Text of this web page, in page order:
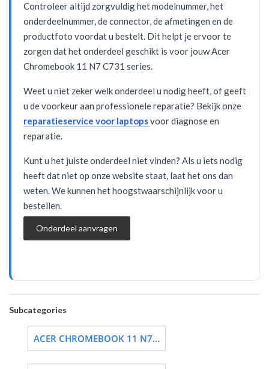
Controleer altijd zorgvuldig het modelnummer, het
onderdeelnummer, de connector, de afmetingen en de
productfoto voordat u bestelt. Dit helpt je ervoor te
zorgen dat het onderdeel geschikt is voor jouw Acer
Chromebook 11 N7 C731 series.
Weet u niet zeker welk onderdeel u nodig heeft, of geeft
u de voorkeur aan professionele reparatie? Bekijk onze
reparatieservice voor laptopsvoor diagnose en
reparatie.
Kunt u het juiste onderdeel niet vinden? Als u iets nodig
heeft dat niet op onze website staat, laat het ons dan
weten. We kunnen het hoogstwaarschijnlijk voor u
bestellen.
Onderdeel aanvragen
Subcategories
ACER CHROMEBOOK 11 N7...